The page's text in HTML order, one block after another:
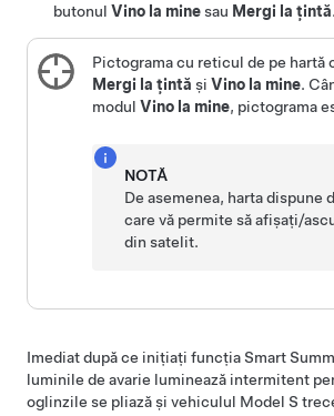
butonul Vino la minesau Mergi la țintă.
Pictograma cu reticul de pe hartă
Mergi la țintă șiVino la mine.
modulVino la mine, pictograma
NOTĂ
De asemenea, harta dispune
care vă permite să afișați/
din satelit.
Imediat după ce inițiați funcțiaSmart
luminile de avarie luminează intermitent
oglinzile se pliază și vehiculul Model S